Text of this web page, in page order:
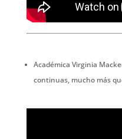
Académica Virginia
continuas, mucho más